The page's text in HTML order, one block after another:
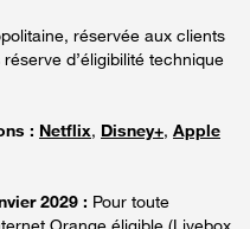
réservée aux clients
d’éligibilité technique
: Netflix, Disney+, Apple
2029 : Pour toute
Orange éligible (Livebox